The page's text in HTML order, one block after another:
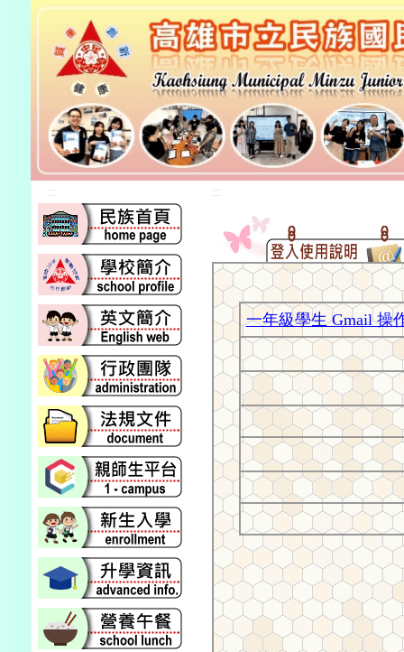
::: :::